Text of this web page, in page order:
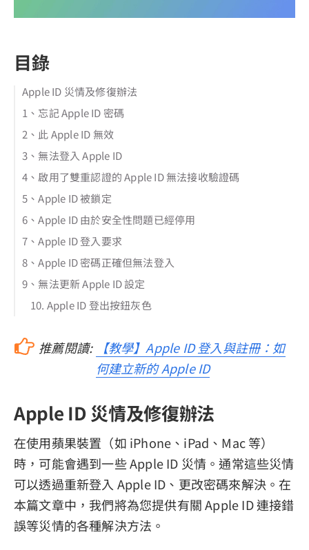
目錄
Apple ID 災情及修復辦法
1、忘記 Apple ID 密碼
2、此 Apple ID 無效
3、無法登入 Apple ID
4、啟用了雙重認證的 Apple ID 無法接收驗證碼
5、Apple ID 被鎖定
6、Apple ID 由於安全性問題已經停用
7、Apple ID 登入要求
8、Apple ID 密碼正確但無法登入
9、無法更新 Apple ID 設定
10. Apple ID 登出按鈕灰色
推薦閱讀:
【教學】Apple ID 登入與註冊：如
何建立新的 Apple ID
Apple ID 災情及修復辦法
在使用蘋果裝置（如 iPhone、iPad、Mac 等）
時，可能會遇到一些 Apple ID 災情。通常這些災情
可以透過重新登入 Apple ID、更改密碼來解決。在
本篇文章中，我們將為您提供有關 Apple ID 連接錯
誤等災情的各種解決方法。